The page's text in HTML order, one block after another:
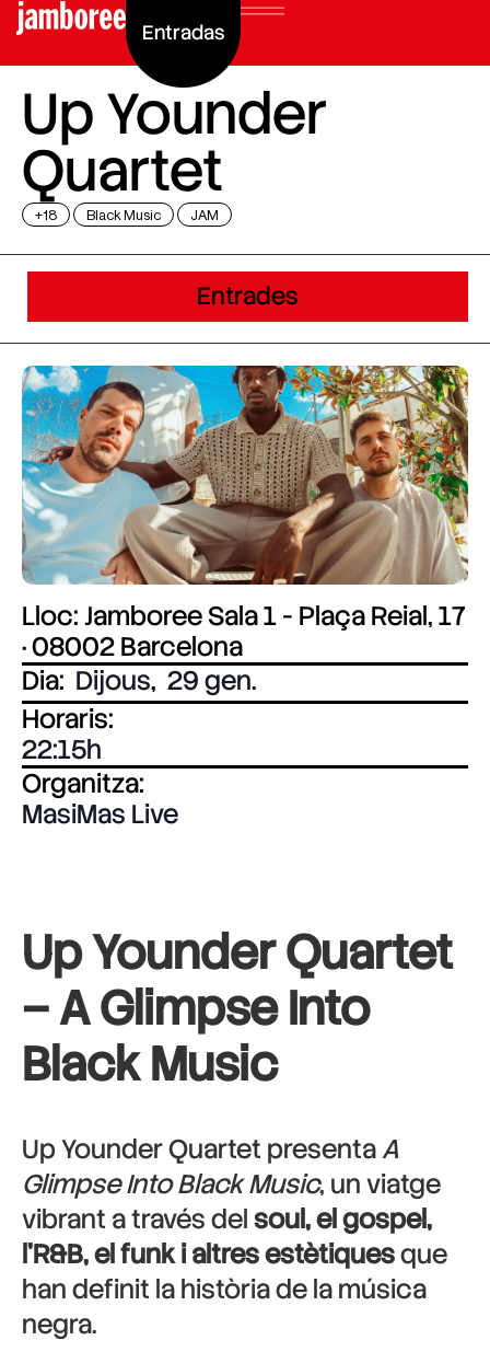
Entradas
Up Younder
Quartet
+18 Black Music JAM
Entrades
Lloc: Jamboree Sala 1 - Plaça Reial, 17
· 08002 Barcelona
Dia: Dijous, 29 gen.
Horaris:
22:15
Organitza:
MasiMas Live
Up Younder Quartet
– A Glimpse Into
Black Music
Up Younder Quartet presentaA
Glimpse Into Black Music, un viatge
vibrant a través delsoul, el gospel,
l’R&B, el funk i altres estètiquesque
han definit la història de la música
negra.